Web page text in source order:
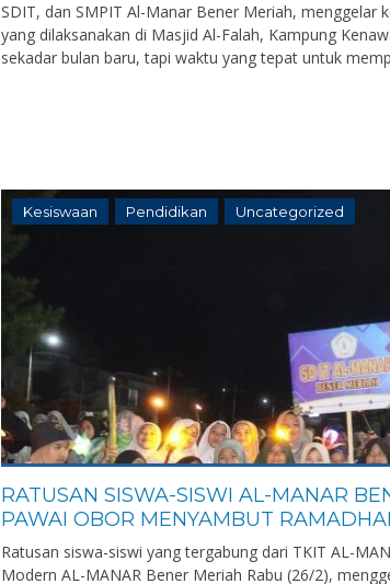
SDIT, dan SMPIT Al-Manar Bener Meriah, menggelar
yang dilaksanakan di Masjid Al-Falah, Kampung
sekadar bulan baru, tapi waktu yang tepat untuk
Kesiswaan Pendidikan Uncategorized
RATUSAN SISWA-SISWI AL-MANAR
PAWAI OBOR MENYAMBUT
Ratusan siswa-siswi yang tergabung dari TKIT AL-
Modern AL-MANAR Bener Meriah Rabu (26/2),